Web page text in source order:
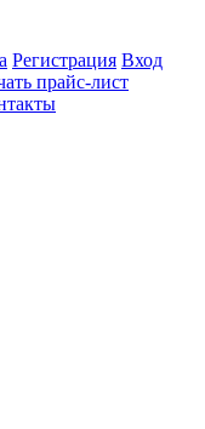
Регистрация Вход
прайс-лист